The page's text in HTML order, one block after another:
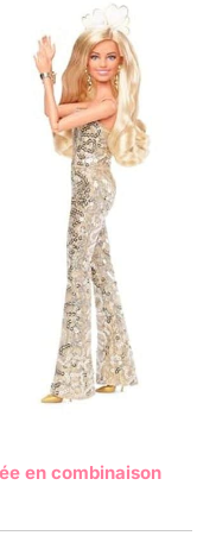
en combinaison